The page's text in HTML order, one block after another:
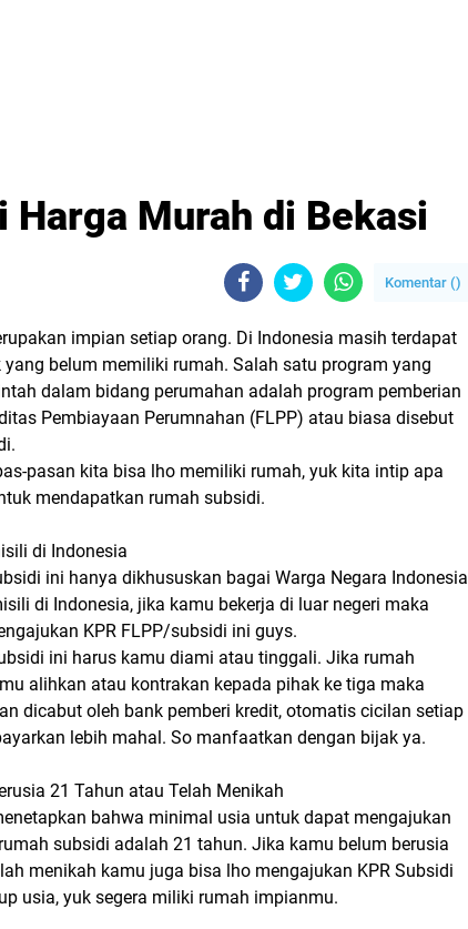
Harga Murah di Bekasi
Komentar ()
impian setiap orang. Di Indonesia masih terdapat
yang belum memiliki rumah. Salah satu program yang
dalam bidang perumahan adalah program pemberian
Pembiayaan Perumnahan (FLPP) atau biasa disebut
pasan kita bisa lho memiliki rumah, yuk kita intip apa
mendapatkan rumah subsidi.
di Indonesia
ini hanya dikhususkan bagai Warga Negara Indonesia
di Indonesia, jika kamu bekerja di luar negeri maka
KPR FLPP/subsidi ini guys.
ini harus kamu diami atau tinggali. Jika rumah
alihkan atau kontrakan kepada pihak ke tiga maka
dicabut oleh bank pemberi kredit, otomatis cicilan setiap
lebih mahal. So manfaatkan dengan bijak ya.
21 Tahun atau Telah Menikah
bahwa minimal usia untuk dapat mengajukan
subsidi adalah 21 tahun. Jika kamu belum berusia
menikah kamu juga bisa lho mengajukan KPR Subsidi
usia, yuk segera miliki rumah impianmu.